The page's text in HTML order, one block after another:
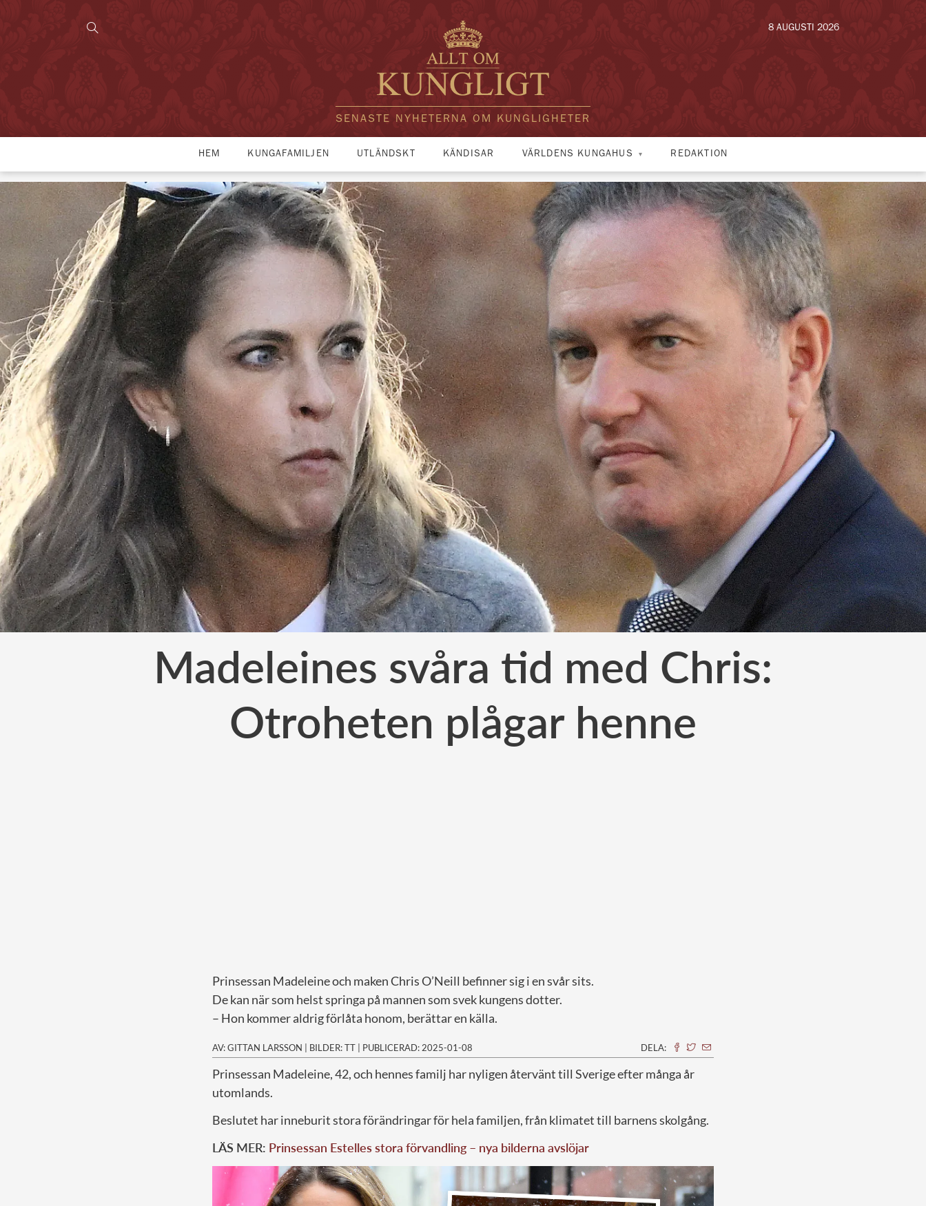
SENASTE NYHETERNA OM KUNGLIGHETER
8 AUGUSTI 2026
HEM KUNGAFAMILJEN UTLÄNDSKT KÄNDISAR VÄRLDENS KUNGAHUS REDAKTION
Madeleines svåra tid med Chris:
Otroheten plågar henne
Prinsessan Madeleine och maken Chris O’Neill befinner sig i en svår sits.
De kan när som helst springa på mannen som svek kungens dotter.
– Hon kommer aldrig förlåta honom, berättar en källa.
AV: GITTAN LARSSON | BILDER: TT | PUBLICERAD: 2025-01-08 DELA:
Prinsessan Madeleine, 42, och hennes familj har nyligen återvänt till Sverige efter många år
utomlands.
Beslutet har inneburit stora förändringar för hela familjen, från klimatet till barnens skolgång.
LÄS MER: Prinsessan Estelles stora förvandling – nya bilderna avslöjar